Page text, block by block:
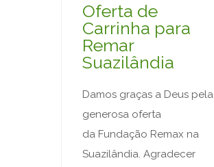
Oferta de
Carrinha para
Remar
Suazilândia
Damos graças a Deus pela
generosa oferta
da Fundação Remax na
Suazilândia. Agradecer